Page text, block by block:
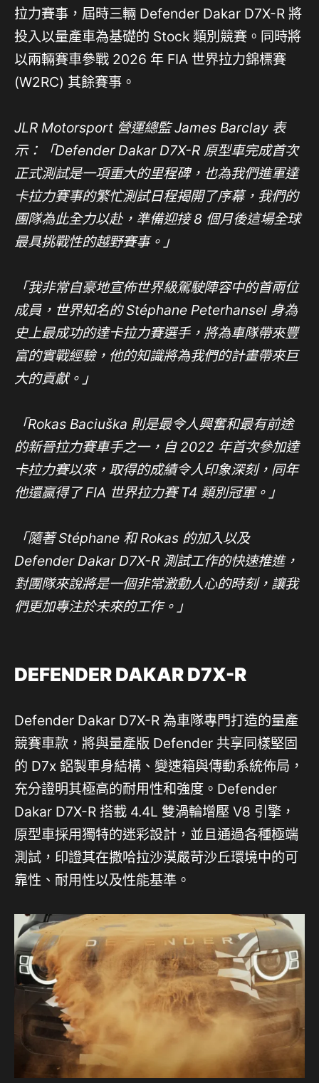
拉力賽事，屆時三輛 Defender Dakar D7X-R 將
投入以量產車為基礎的 Stock 類別競賽。同時將
以兩輛賽車參戰 2026 年 FIA 世界拉力錦標賽
(W2RC) 其餘賽事。
JLR Motorsport 營運總監 James Barclay 表
示：「Defender Dakar D7X-R 原型車完成首次
正式測試是一項重大的里程碑，也為我們進軍達
卡拉力賽事的繁忙測試日程揭開了序幕，我們的
團隊為此全力以赴，準備迎接 8 個月後這場全球
最具挑戰性的越野賽事。」
「我非常自豪地宣佈世界級駕駛陣容中的首兩位
成員，世界知名的 Stéphane Peterhansel 身為
史上最成功的達卡拉力賽選手，將為車隊帶來豐
富的實戰經驗，他的知識將為我們的計畫帶來巨
大的貢獻。」
「Rokas Baciuška 則是最令人興奮和最有前途
的新晉拉力賽車手之一，自 2022 年首次參加達
卡拉力賽以來，取得的成績令人印象深刻，同年
他還贏得了 FIA 世界拉力賽 T4 類別冠軍。」
「隨著 Stéphane 和 Rokas 的加入以及
Defender Dakar D7X-R 測試工作的快速推進，
對團隊來說將是一個非常激動人心的時刻，讓我
們更加專注於未來的工作。」
DEFENDER DAKAR D7X-R
Defender Dakar D7X-R 為車隊專門打造的量產
競賽車款，將與量產版 Defender 共享同樣堅固
的 D7x 鋁製車身結構、變速箱與傳動系統佈局，
充分證明其極高的耐用性和強度。Defender
Dakar D7X-R 搭載 4.4L 雙渦輪增壓 V8 引擎，
原型車採用獨特的迷彩設計，並且通過各種極端
測試，印證其在撒哈拉沙漠嚴苛沙丘環境中的可
靠性、耐用性以及性能基準。